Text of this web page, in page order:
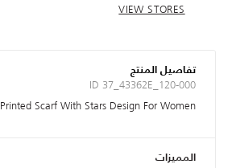
VIEW STORES
تفاصيل المنتج
ID 37_43362E_120-000
Printed Scarf With Stars Design For Women
المميزات